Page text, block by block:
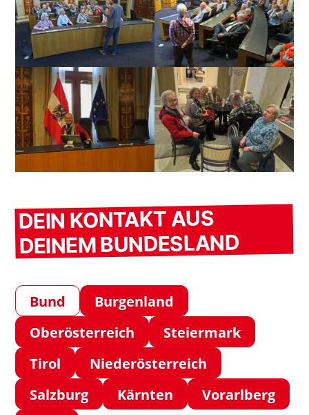
DEIN KONTAKT AUS
DEINEM BUNDESLAND
Bund
Burgenland
Oberösterreich
Steiermark
Tirol
Niederösterreich
Salzburg
Kärnten
Vorarlberg